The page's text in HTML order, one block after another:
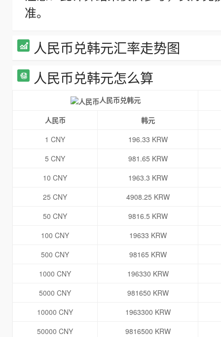
准。
人民币兑韩元汇率走势图
人民币兑韩元怎么算
人民币兑韩元
人民币
韩元
1 CNY
196.33 KRW
5 CNY
981.65 KRW
10 CNY
1963.3 KRW
25 CNY
4908.25 KRW
50 CNY
9816.5 KRW
100 CNY
19633 KRW
500 CNY
98165 KRW
1000 CNY
196330 KRW
5000 CNY
981650 KRW
10000 CNY
1963300 KRW
50000 CNY
9816500 KRW